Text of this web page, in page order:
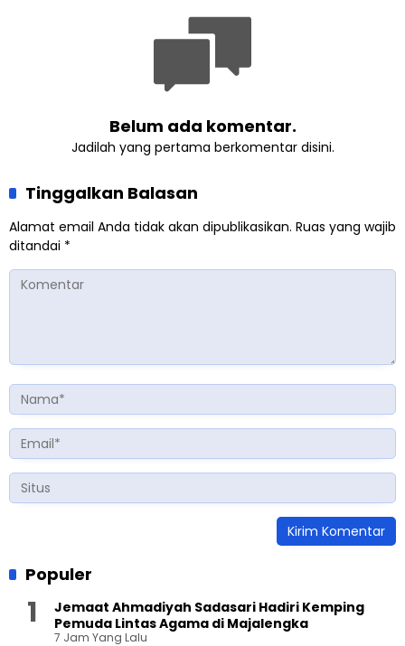
Belum ada komentar.
Jadilah yang pertama berkomentar disini.
Tinggalkan Balasan
Alamat email Anda tidak akan dipublikasikan. Ruas yang wajib
ditandai *
Populer
Jemaat Ahmadiyah Sadasari Hadiri Kemping
Pemuda Lintas Agama di Majalengka
7 Jam Yang Lalu